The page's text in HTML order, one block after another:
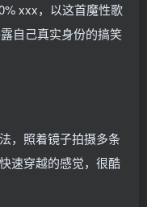
xxx，以这首魔性歌
自己真实身份的搞笑
，照着镜子拍摄多条
速穿越的感觉，很酷